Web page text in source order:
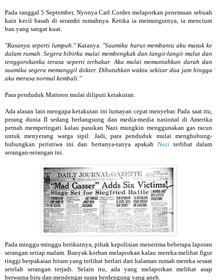
Pada tanggal 5 September, Nyonya Carl Cordes melaporkan penemuan sebuah
kain kecil basah di serambi rumahnya. Ketika ia memungutnya, ia mencium
bau yang sangat kuat.
"Rasanya seperti lumpuh."Katanya. "Suamiku harus membantu aku masuk ke
dalam rumah. Segera bibirku mulai membengkak dan langit-langit mulut dan
tenggorokanku terasa seperti terbakar. Aku mulai memuntahkan darah dan
suamiku segera memanggil dokter. Dibutuhkan waktu sekitar dua jam hingga
aku merasa normal kembali."
Para penduduk Mattoon mulai diliputi ketakutan.
Ada alasan lain mengapa ketakutan ini lumayan cepat menyebar. Pada saat itu,
perang dunia II sedang berlangsung dan media-media nasional di Amerika
pernah memperingati kalau pasukan Nazi mungkin menggunakan gas racun
untuk menyerang warga sipil. Jadi, para penduduk mulai menghubung-
hubungkan peristiwa ini dan bertanya-tanya apakah Nazi terlibat dalam
serangan-serangan ini.
Pada minggu-minggu berikutnya, pihak kepolisian menerima beberapa laporan
serangan setiap malam. Banyak korban melaporkan kalau mereka melihat figur
tinggi berpakaian hitam yang terlihat berlari dari halaman rumah mereka sesaat
setelah serangan terjadi. Selain itu, ada yang melaporkan melihat asap
berwarna biru dan mendengar suara berdengung yang aneh.